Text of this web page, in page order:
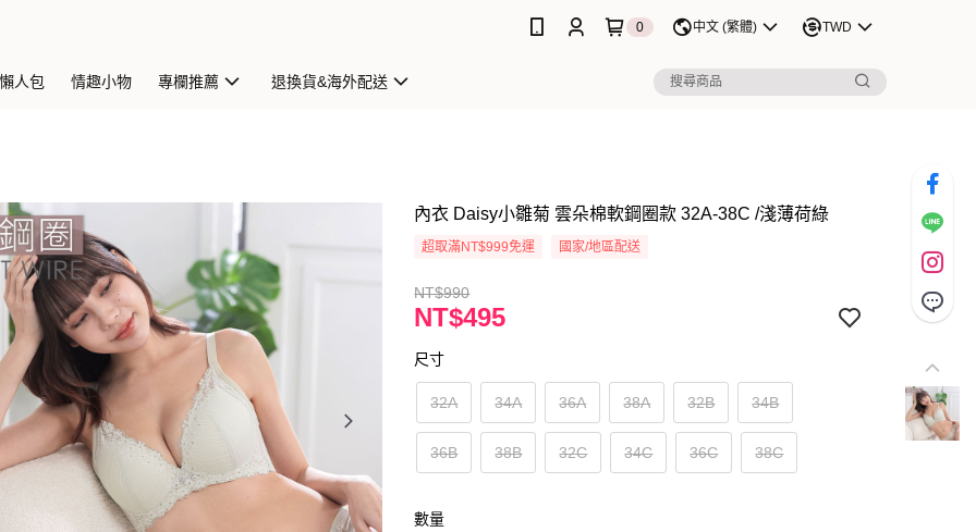
0 中文 (繁體) TWD
人包 情趣小物 專欄推薦 退換貨&海外配送
內衣 Daisy小雛菊 雲朵棉軟鋼圈款 32A-38C /淺薄荷綠
超取滿NT$999免運 國家/地區配送
NT$990
NT$495
尺寸
32A 34A 36A 38A 32B 34B
36B 38B 32C 34C 36C 38C
數量